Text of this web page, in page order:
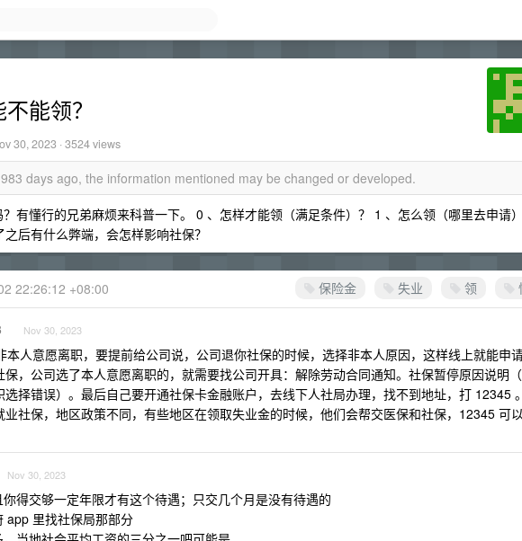
能领？
30, 2023 · 3524 views
days ago, the information mentioned may be changed or developed.
有懂行的兄弟麻烦来科普一下。 0 、怎样才能领（满足条件）？ 1 、怎么领（哪里去申请
后有什么弊端，会怎样影响社保？
保险金 失业 领
22:26:12 +08:00
Nov 30, 2023
本人意愿离职，要提前给公司说，公司退你社保的时候，选择非本人原因，这样线上就能申
保，公司选了本人意愿离职的，就需要找公司开具：解除劳动合同通知。社保暂停原因说明
选择错误）。最后自己要开通社保卡金融账户，去线下人社局办理，找不到地址，打 12345
业社保，地区政策不同，有些地区在领取失业金的时候，他们会帮交医保和社保，12345 可
Nov 30, 2023
得交够一定年限才有这个待遇；只交几个月是没有待遇的
app 里找社保局那部分